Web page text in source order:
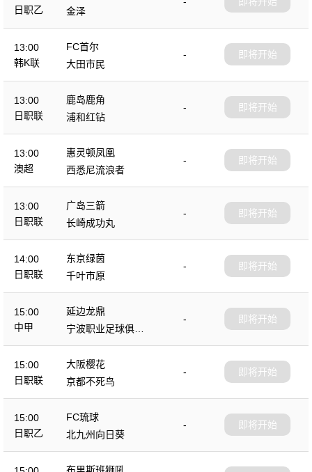
日职乙
金泽
13:00
韩K联
FC首尔
-
大田市民
即将开始
13:00
日职联
鹿岛鹿角
-
浦和红钻
即将开始
13:00
澳超
惠灵顿凤凰
-
西悉尼流浪者
即将开始
13:00
日职联
广岛三箭
-
长崎成功丸
即将开始
14:00
日职联
东京绿茵
-
千叶市原
即将开始
15:00
中甲
延边龙鼎
-
宁波职业足球俱乐
部
即将开始
15:00
日职联
大阪樱花
-
京都不死鸟
即将开始
15:00
日职乙
FC琉球
-
北九州向日葵
即将开始
布里斯班狮吼